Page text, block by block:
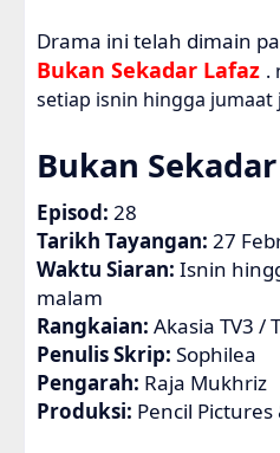
Drama ini telah dimain
Bukan Sekadar Lafaz .
setiap isnin hingga jumaat
Bukan
Episod: 28
Tarikh Tayangan: 27
Waktu Siaran: Isnin
malam
Rangkaian: Akasia TV3 /
Penulis Skrip: Sophilea
Pengarah: Raja Mukhriz
Produksi: Pencil Pictures